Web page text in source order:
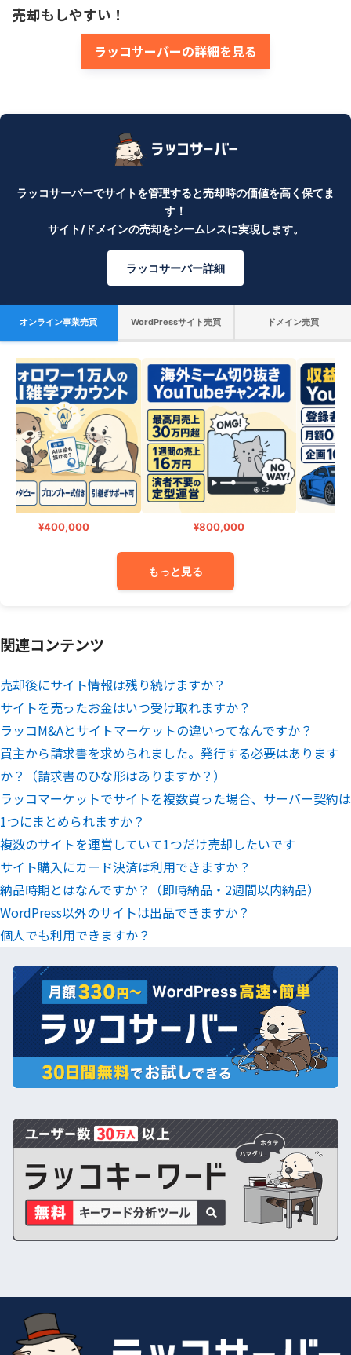
売却もしやすい！
ラッコサーバーの詳細を見る
ラッコサーバーでサイトを管理すると売却時の価値を高く保てま
す！
サイト/ドメインの売却をシームレスに実現します。
ラッコサーバー詳細
オンライン事業売買 WordPressサイト売買 ドメイン売買
¥400,000 ¥800,000
もっと見る
関連コンテンツ
売却後にサイト情報は残り続けますか？
サイトを売ったお金はいつ受け取れますか？
ラッコM&Aとサイトマーケットの違いってなんですか？
買主から請求書を求められました。発行する必要はあります
か？（請求書のひな形はありますか？）
ラッコマーケットでサイトを複数買った場合、サーバー契約は
1つにまとめられますか？
複数のサイトを運営していて1つだけ売却したいです
サイト購入にカード決済は利用できますか？
納品時期とはなんですか？（即時納品・2週間以内納品）
WordPress以外のサイトは出品できますか？
個人でも利用できますか？